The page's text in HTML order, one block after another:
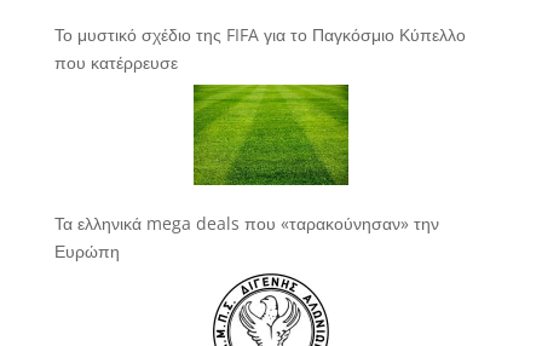
Το μυστικό σχέδιο της FIFA για το Παγκόσμιο Κύπελλο
που κατέρρευσε
Τα ελληνικά mega deals που «ταρακούνησαν» την
Ευρώπη